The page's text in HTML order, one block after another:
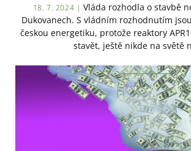
18. 7. 2024 | Vláda rozhodla o stavbě
Dukovanech. S vládním rozhodnutím
českou energetiku, protože reaktory
stavět, ještě nikde na světě